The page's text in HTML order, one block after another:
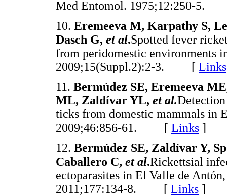
Med Entomol. 1975;12:250-
10. Eremeeva M, Karpathy S,
Dasch G, et al.Spotted fever
from peridomestic environments
2009;15(Suppl.2):2-3. [ Links
11. Bermúdez SE, Eremeeva
ML, Zaldívar YL, et al.
ticks from domestic mammals in
2009;46:856-61. [ Links ]
12. Bermúdez SE, Zaldívar Y,
Caballero C, et al.Rickettsial
ectoparasites in El Valle de
2011;177:134-8. [ Links ]